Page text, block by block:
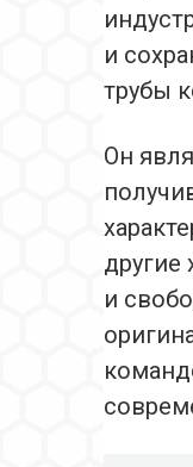
и
трубы
Он
другие
и